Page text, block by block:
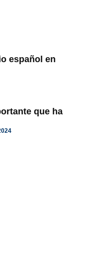
español en
que ha